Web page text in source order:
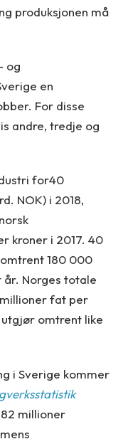
produksjonen må
og
en
For disse
andre, tredje og
for40
NOK) i 2018,
kroner i 2017. 40
180 000
Norges totale
fat per
omtrent like
i Sverige kommer
millioner